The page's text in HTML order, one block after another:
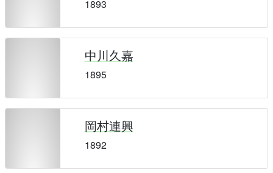
1893
中川久嘉
1895
岡村連興
1892